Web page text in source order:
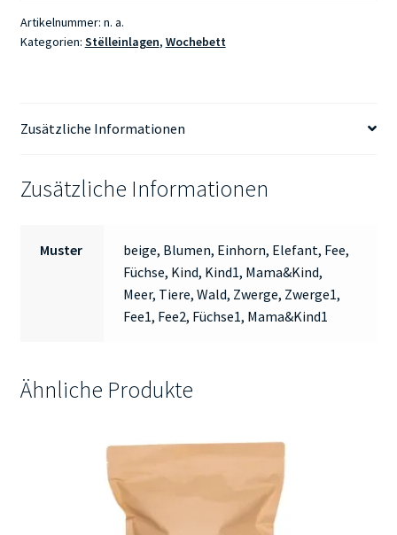
Artikelnummer: n. a.
Kategorien: Stëlleinlagen, Wochebett
Zusätzliche Informationen
Zusätzliche Informationen
Muster
beige, Blumen, Einhorn, Elefant, Fee,
Füchse, Kind, Kind1, Mama&Kind,
Meer, Tiere, Wald, Zwerge, Zwerge1,
Fee1, Fee2, Füchse1, Mama&Kind1
Ähnliche Produkte